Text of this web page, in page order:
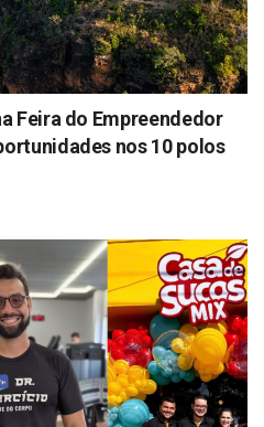
Feira do Empreendedor
nos 10 polos